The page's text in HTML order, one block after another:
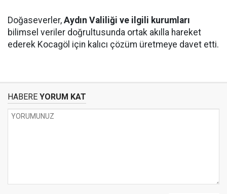
Doğaseverler, Aydın Valiliği ve ilgili kurumları
bilimsel veriler doğrultusunda ortak akılla hareket
ederek Kocagöl için kalıcı çözüm üretmeye davet etti.
HABERE YORUM KAT